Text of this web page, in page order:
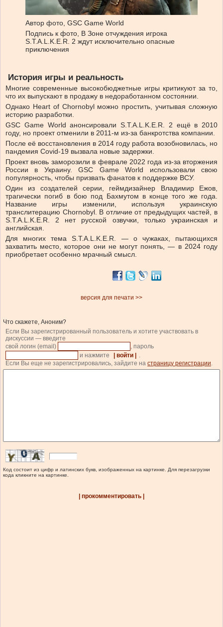
Автор фото, GSC Game World
Подпись к фото, В Зоне отчуждения игрока
S.T.A.L.K.E.R. 2 ждут исключительно опасные
приключения
История игры и реальность
Многие современные высокобюджетные игры критикуют за то,
что их выпускают в продажу в недоработанном состоянии.
Однако Heart of Chornobyl можно простить, учитывая сложную
историю разработки.
GSC Game World анонсировали S.T.A.L.K.E.R. 2 ещё в 2010
году, но проект отменили в 2011-м из-за банкротства компании.
После её восстановления в 2014 году работа возобновилась, но
пандемия Covid-19 вызвала новые задержки.
Проект вновь заморозили в феврале 2022 года из-за вторжения
России в Украину. GSC Game World использовали свою
популярность, чтобы призвать фанатов к поддержке ВСУ.
Один из создателей серии, геймдизайнер Владимир Ежов,
трагически погиб в бою под Бахмутом в конце того же года.
Название игры изменили, используя украинскую
транслитерацию Chornobyl. В отличие от предыдущих частей, в
S.T.A.L.K.E.R. 2 нет русской озвучки, только украинская и
английская.
Для многих тема S.T.A.L.K.E.R. — о чужаках, пытающихся
захватить место, которое они не могут понять, — в 2024 году
приобретает особенно мрачный смысл.
версия для печати >>
Что скажете, Аноним?
Если Вы зарегистрированный пользователь и хотите участвовать в
дискуссии — введите
свой логин (email)
, пароль
и нажмите
| войти |
.
Если Вы еще не зарегистрировались, зайдите на страницу регистрации.
Код состоит из цифр и латинских букв, изображенных на картинке. Для перезагрузки
кода кликните на картинке.
| прокомментировать |